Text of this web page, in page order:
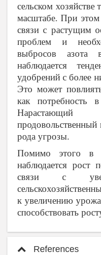
сельском хозяйстве
масштабе. При
связи с растущим
проблем и
выбросов азота
наблюдается
удобрений с более
Это может
как потребность
продовольственный
рода угрозы.
Помимо этого в
наблюдается рост
связи с
к увеличению
способствовать
References